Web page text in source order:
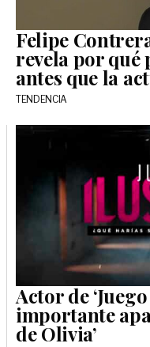
Felipe
revela por
antes que la
TENDENCIA
Actor de
importante
de Olivia’